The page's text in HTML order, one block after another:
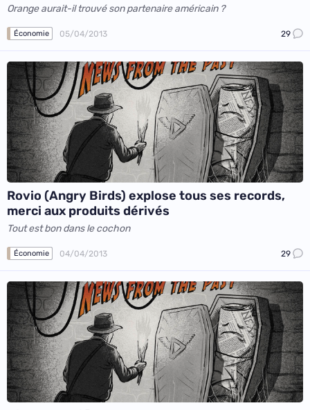
Orange aurait-il trouvé son partenaire américain ?
Économie 05/04/2013 29
Rovio (Angry Birds) explose tous ses records,
merci aux produits dérivés
Tout est bon dans le cochon
Économie 04/04/2013 29